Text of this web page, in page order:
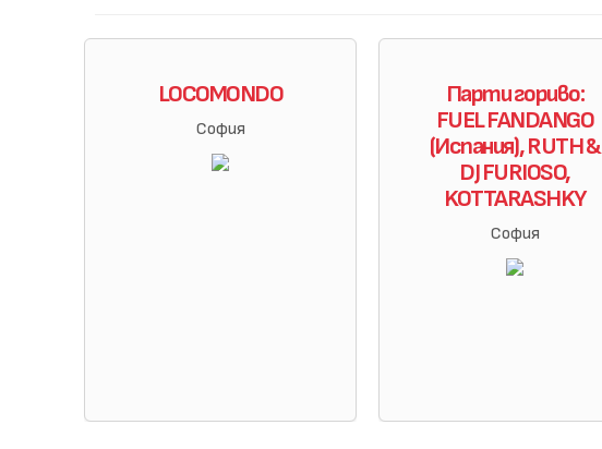
LOCOMONDO
София
Парти гориво:
FUEL FANDANGO
(Испания), RUTH &
DJ FURIOSO,
KOTTARASHKY
София